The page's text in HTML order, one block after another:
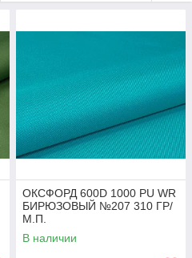
ОКСФОРД 600D 1000 PU WR
БИРЮЗОВЫЙ №207 310 ГР/
М.П.
В наличии